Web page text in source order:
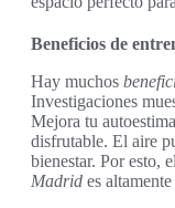
Beneficios de
Hay muchos
Investigaciones
Mejora tu
disfrutable. El aire
bienestar. Por esto, el
Madrid es